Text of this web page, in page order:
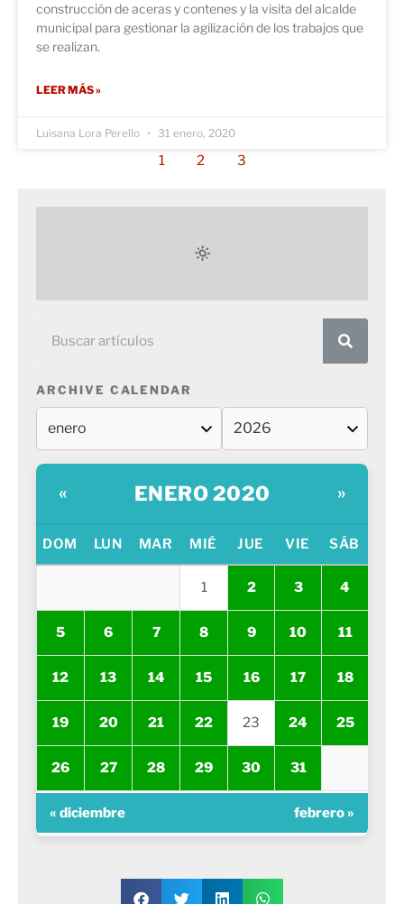
construcción de aceras y contenes y la visita del alcalde
municipal para gestionar la agilización de los trabajos que
se realizan.
LEER MÁS »
Luisana Lora Perello 31 enero, 2020
1 2 3
ARCHIVE CALENDAR
« ENERO 2020 »
DOM LUN MAR MIÉ JUE VIE SÁB
1 2 3 4
5 6 7 8 9 10 11
12 13 14 15 16 17 18
19 20 21 22 23 24 25
26 27 28 29 30 31
« diciembre febrero »